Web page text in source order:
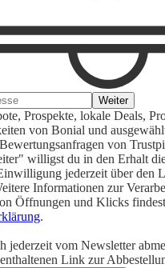
Weiter
Prospekte, lokale Deals,
von Bonial und
von
willigst du in den Erhalt
jederzeit über den
Informationen zur
Öffnungen und Klicks
.
jederzeit vom Newsletter
Link zur